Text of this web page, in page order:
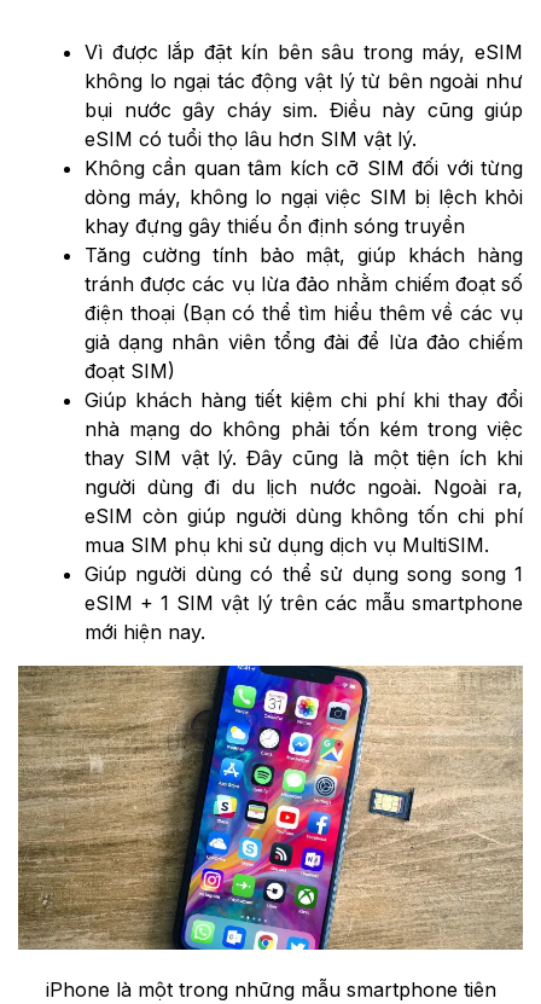
Vì được lắp đặt kín bên sâu trong máy, eSIM
không lo ngại tác động vật lý từ bên ngoài như
bụi nước gây cháy sim. Điều này cũng giúp
eSIM có tuổi thọ lâu hơn SIM vật lý.
Không cần quan tâm kích cỡ SIM đối với từng
dòng máy, không lo ngại việc SIM bị lệch khỏi
khay đựng gây thiếu ổn định sóng truyền
Tăng cường tính bảo mật, giúp khách hàng
tránh được các vụ lừa đảo nhằm chiếm đoạt số
điện thoại (Bạn có thể tìm hiểu thêm về các vụ
giả dạng nhân viên tổng đài để lừa đảo chiếm
đoạt SIM)
Giúp khách hàng tiết kiệm chi phí khi thay đổi
nhà mạng do không phải tốn kém trong việc
thay SIM vật lý. Đây cũng là một tiện ích khi
người dùng đi du lịch nước ngoài. Ngoài ra,
eSIM còn giúp người dùng không tốn chi phí
mua SIM phụ khi sử dụng dịch vụ MultiSIM.
Giúp người dùng có thể sử dụng song song 1
eSIM + 1 SIM vật lý trên các mẫu smartphone
mới hiện nay.
iPhone là một trong những mẫu smartphone tiên